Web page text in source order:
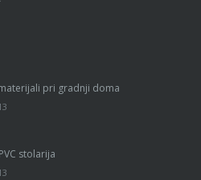
pri gradnji doma
stolarija